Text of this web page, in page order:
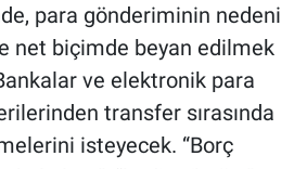
para gönderiminin nedeni
net biçimde beyan edilmek
ve elektronik para
transfer sırasında
isteyecek. “Borç